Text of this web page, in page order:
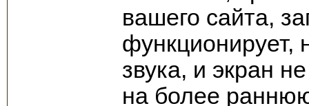
вашего сайта,
функционирует,
звука, и экран
на более